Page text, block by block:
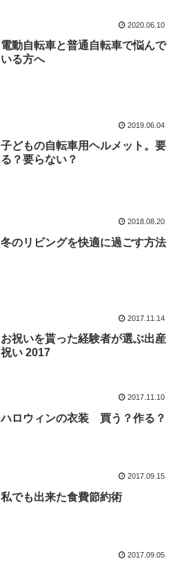
2020.06.10
電動自転車と普通自転車で悩んで
いる方へ
2019.06.04
子どもの自転車用ヘルメット。要
る？要らない？
2018.08.20
冬のリビングを快適に過ごす方法
2017.11.14
お祝いを貰った経験者が選ぶ出産
祝い 2017
2017.11.10
ハロウィンの衣装 買う？作る？
2017.09.15
私でも出来た食費節約術
2017.09.05